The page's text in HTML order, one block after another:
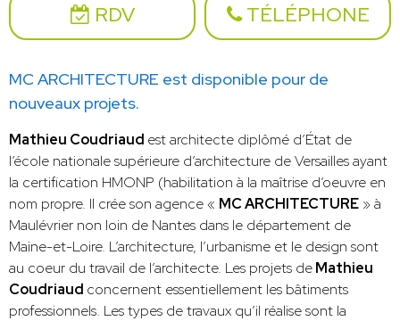
RDV TÉLÉPHONE
MC ARCHITECTURE est disponible pour de
nouveaux projets.
Mathieu Coudriaud est architecte diplômé d’État de
l’école nationale supérieure d’architecture de Versailles ayant
la certification HMONP (habilitation à la maîtrise d’oeuvre en
nom propre. Il crée son agence « MC ARCHITECTURE » à
Maulévrier non loin de Nantes dans le département de
Maine-et-Loire. L’architecture, l’urbanisme et le design sont
au coeur du travail de l’architecte. Les projets deMathieu
Coudriaud concernent essentiellement les bâtiments
professionnels. Les types de travaux qu’il réalise sont la